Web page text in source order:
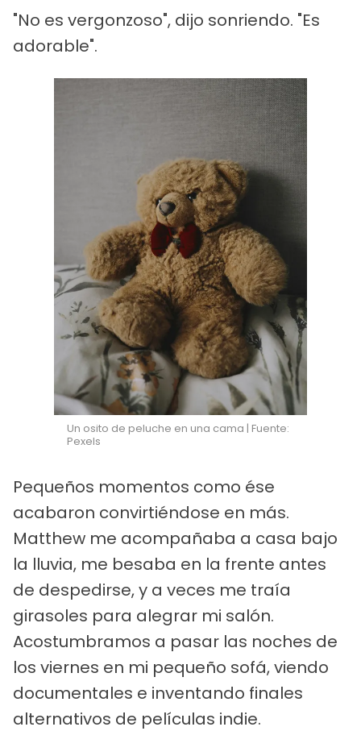
"No es vergonzoso", dijo sonriendo. "Es
adorable".
Un osito de peluche en una cama | Fuente:
Pexels
Pequeños momentos como ése
acabaron convirtiéndose en más.
Matthew me acompañaba a casa bajo
la lluvia, me besaba en la frente antes
de despedirse, y a veces me traía
girasoles para alegrar mi salón.
Acostumbramos a pasar las noches de
los viernes en mi pequeño sofá, viendo
documentales e inventando finales
alternativos de películas indie.